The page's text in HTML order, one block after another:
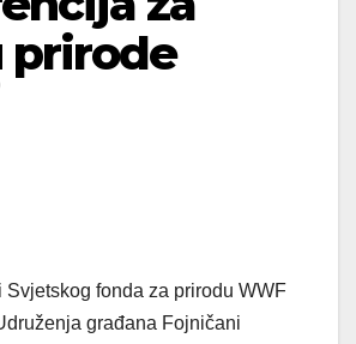
prirode
Svjetskog fonda za prirodu WWF
građana Fojničani